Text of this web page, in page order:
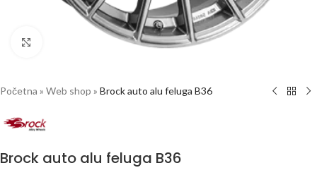
Početna » Web shop » Brock auto alu feluga B36
Brock auto alu feluga B36